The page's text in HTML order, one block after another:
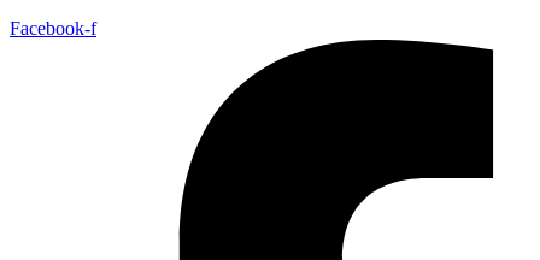
Facebook-f